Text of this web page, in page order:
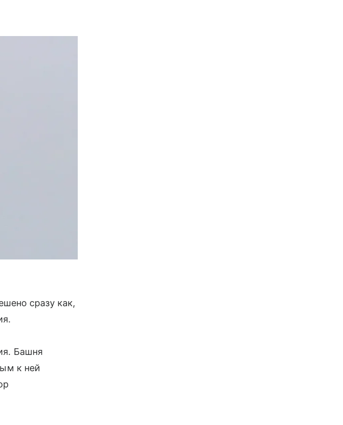
сразу как,
Башня
к ней